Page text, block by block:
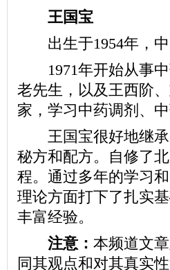
王国宝
出生于1954年，中
1971年开始从事中
老先生，以及王西阶
家，学习中药调剂、
王国宝很好地继承
秘方和配方。自修了
程。通过多年的学习
理论方面打下了扎实
丰富经验。
注意： 本频道文
同其观点和对其真实